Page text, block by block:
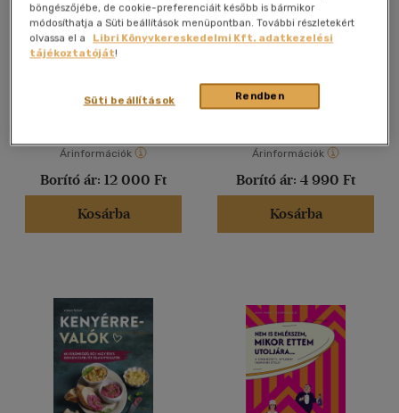
(5)
(1)
(1794)
Kosher
Könyv
Árinformációk
Borító ár: 12 000 Ft
Kosárba
Chefparade, nem csak
gyerekszakácskönyv
Árinformációk
Borító ár: 4 990 Ft
Kosárba
böngészőjébe, de cookie-preferenciáit később is bármikor
módosíthatja a Süti beállítások menüpontban. További részletekért
olvassa el a
Libri Könyvkereskedelmi Kft. adatkezelési
tájékoztatóját!
Rendben
Süti beállítások